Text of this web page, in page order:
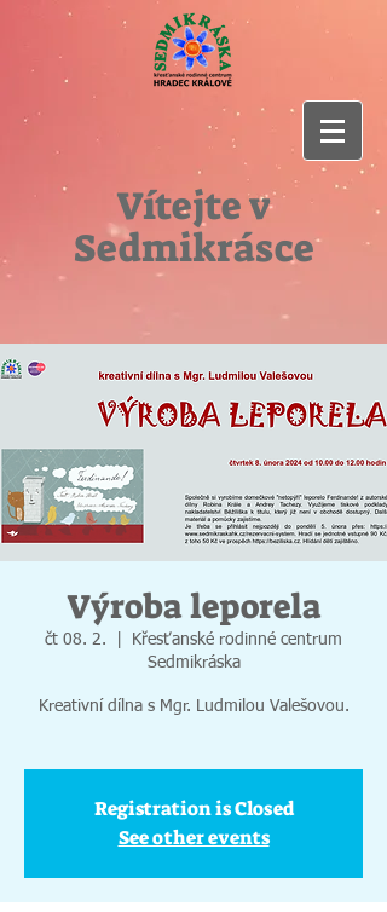
Vítejte v
Sedmikrásce
Výroba leporela
čt 08. 2.
Křesťanské rodinné centrum
Sedmikráska
Kreativní dílna s Mgr. Ludmilou Valešovou.
Registration is Closed
See other events